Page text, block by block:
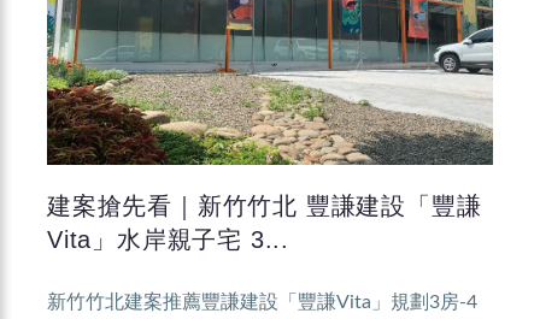
建案搶先看｜新竹竹北 豐謙建設「豐謙
Vita」水岸親子宅 3...
新竹竹北建案推薦豐謙建設「豐謙Vita」規劃3房-4